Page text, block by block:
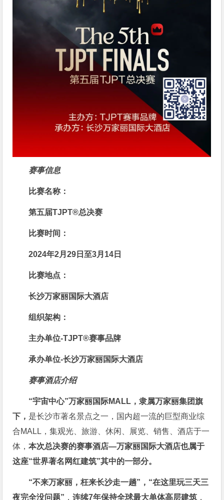
赛事信息
比赛名称：
第五届TJPT®总决赛
比赛时间：
2024年2月29日至3月14日
比赛地点：
长沙万家丽国际大酒店
组织架构：
主办单位-TJPT®赛事品牌
承办单位-长沙万家丽国际大酒店
赛事酒店介绍
“宇宙中心”万家丽国际MALL，隶属万家丽集团旗
下， 是长沙市著名景点之一，国内超一流的巨型商业综
合MALL，集观光、旅游、休闲、展览、销售、酒店于一
体，本次总决赛的赛事酒店—万家丽国际大酒店也属于
这座“世界著名网红建筑”其中的一部分。
“不来万家丽，枉来长沙走一趟”，“在这里玩三天三
夜完全没问题” ，连续7年保持全球最大单体高层建筑 ，